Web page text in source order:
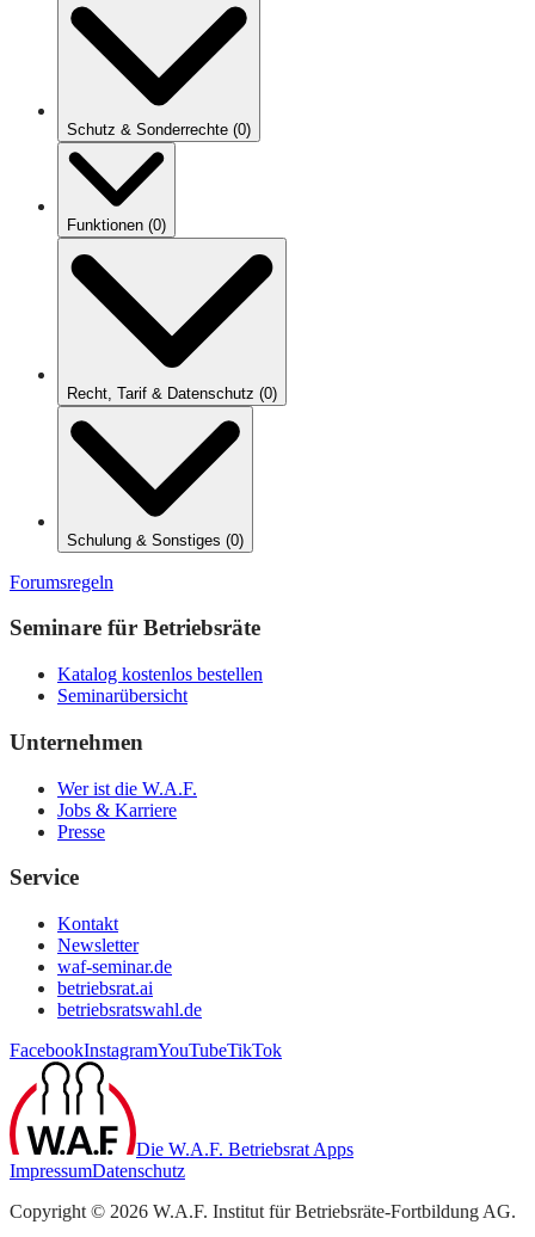
Schutz & Sonderrechte (0)
Funktionen (0)
Recht, Tarif & Datenschutz (0)
Schulung & Sonstiges (0)
Forumsregeln
Seminare für Betriebsräte
Katalog kostenlos bestellen
Seminarübersicht
Unternehmen
Wer ist die W.A.F.
Jobs & Karriere
Presse
Service
Kontakt
Newsletter
waf-seminar.de
betriebsrat.ai
betriebsratswahl.de
FacebookInstagramYouTubeTikTok
Die W.A.F. Betriebsrat Apps
ImpressumDatenschutz
Copyright © 2026 W.A.F. Institut für Betriebsräte-Fortbildung AG.